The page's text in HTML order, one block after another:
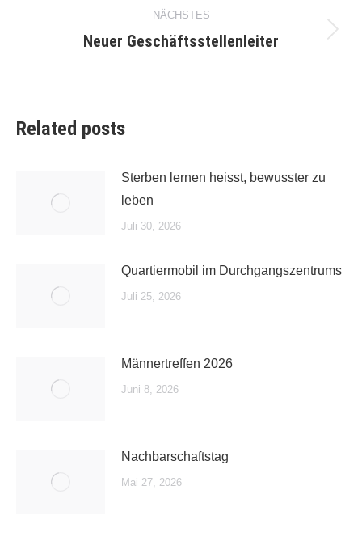
NÄCHSTES
Nächster
Neuer Geschäfts­stellen­leiter
Related posts
Sterben lernen heisst, bewusster zu
leben
Juli 30, 2026
Quartiermobil im Durchgangszentrums
Juli 25, 2026
Männertreffen 2026
Juni 8, 2026
Nachbarschaftstag
Mai 27, 2026